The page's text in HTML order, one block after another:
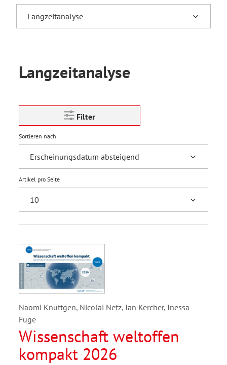
Langzeitanalyse
Filter
Sortieren nach
Artikel pro Seite
Naomi Knüttgen, Nicolai Netz, Jan Kercher, Inessa
Fuge
Wissenschaft weltoffen
kompakt 2026